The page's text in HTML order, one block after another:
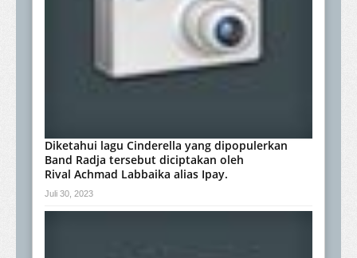
Diketahui lagu Cinderella yang dipopulerkan
Band Radja tersebut diciptakan oleh
Rival Achmad Labbaika alias Ipay.
Juli 30, 2023